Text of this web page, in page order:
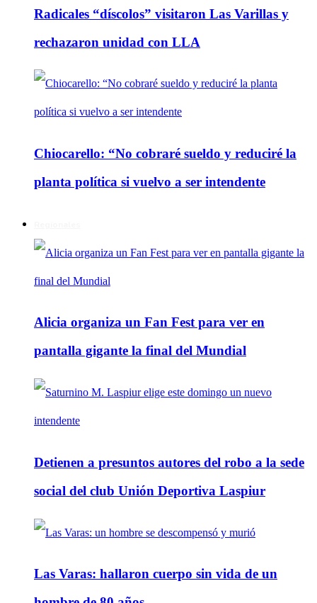
Radicales “díscolos” visitaron Las Varillas y
rechazaron unidad con LLA
Chiocarello: “No cobraré sueldo y reduciré la
planta política si vuelvo a ser intendente
Alicia organiza un Fan Fest para ver en
pantalla gigante la final del Mundial
Detienen a presuntos autores del robo a la sede
social del club Unión Deportiva Laspiur
Las Varas: hallaron cuerpo sin vida de un